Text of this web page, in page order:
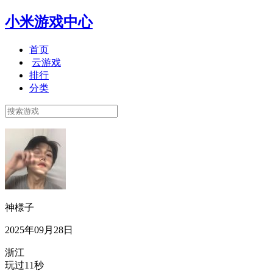
小米游戏中心
首页
云游戏
排行
分类
神様子
2025年09月28日
浙江
玩过11秒